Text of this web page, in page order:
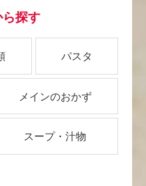
ら探す
パスタ
メインのおかず
スープ・汁物